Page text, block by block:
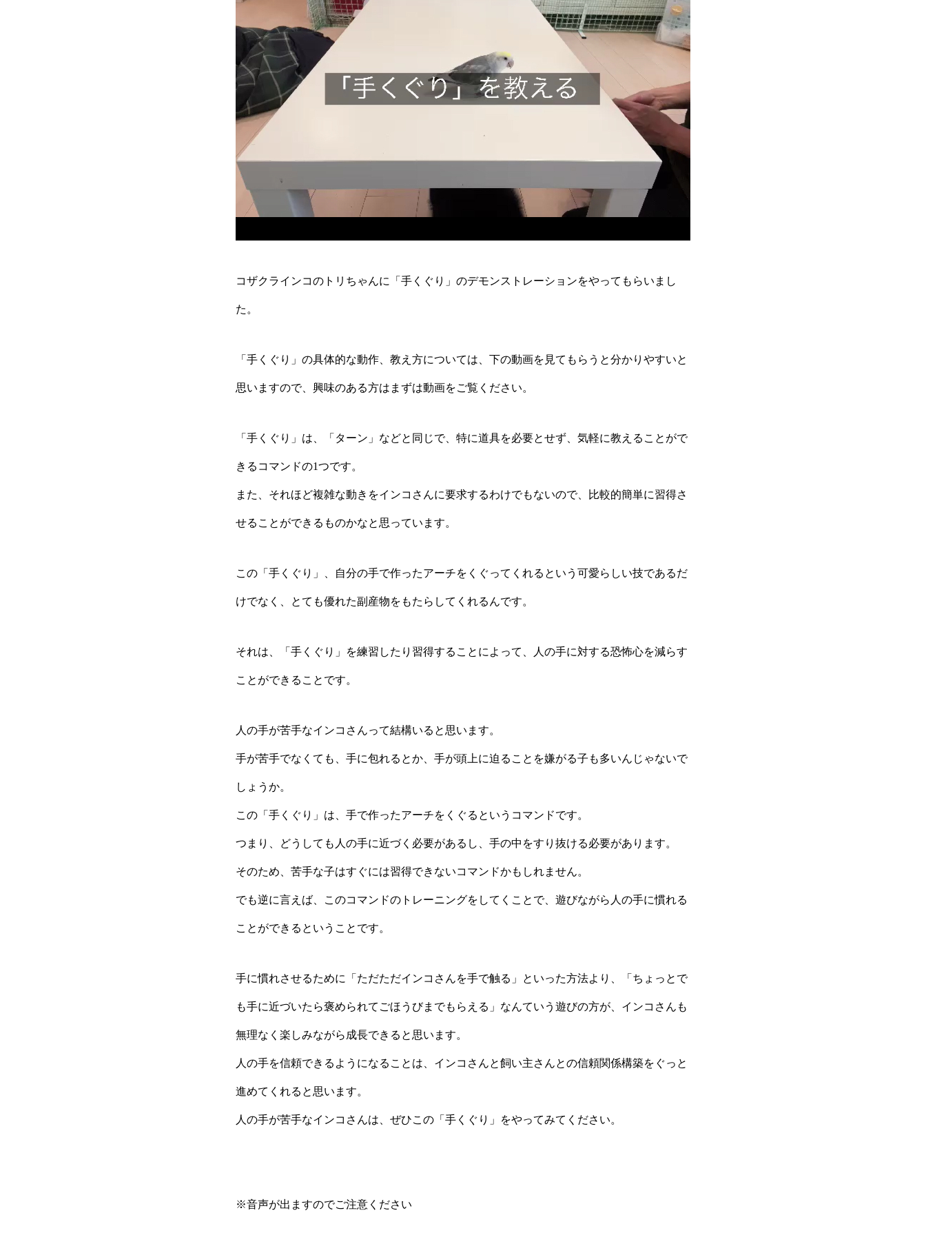
コザクラインコのトリちゃんに「手くぐり」のデモンストレーションをやってもらいまし
た。
「手くぐり」の具体的な動作、教え方については、下の動画を見てもらうと分かりやすいと
思いますので、興味のある方はまずは動画をご覧ください。
「手くぐり」は、「ターン」などと同じで、特に道具を必要とせず、気軽に教えることがで
きるコマンドの1つです。
また、それほど複雑な動きをインコさんに要求するわけでもないので、比較的簡単に習得さ
せることができるものかなと思っています。
この「手くぐり」、自分の手で作ったアーチをくぐってくれるという可愛らしい技であるだ
けでなく、とても優れた副産物をもたらしてくれるんです。
それは、「手くぐり」を練習したり習得することによって、人の手に対する恐怖心を減らす
ことができることです。
人の手が苦手なインコさんって結構いると思います。
手が苦手でなくても、手に包れるとか、手が頭上に迫ることを嫌がる子も多いんじゃないで
しょうか。
この「手くぐり」は、手で作ったアーチをくぐるというコマンドです。
つまり、どうしても人の手に近づく必要があるし、手の中をすり抜ける必要があります。
そのため、苦手な子はすぐには習得できないコマンドかもしれません。
でも逆に言えば、このコマンドのトレーニングをしてくことで、遊びながら人の手に慣れる
ことができるということです。
手に慣れさせるために「ただただインコさんを手で触る」といった方法より、「ちょっとで
も手に近づいたら褒められてごほうびまでもらえる」なんていう遊びの方が、インコさんも
無理なく楽しみながら成長できると思います。
人の手を信頼できるようになることは、インコさんと飼い主さんとの信頼関係構築をぐっと
進めてくれると思います。
人の手が苦手なインコさんは、ぜひこの「手くぐり」をやってみてください。
※音声が出ますのでご注意ください